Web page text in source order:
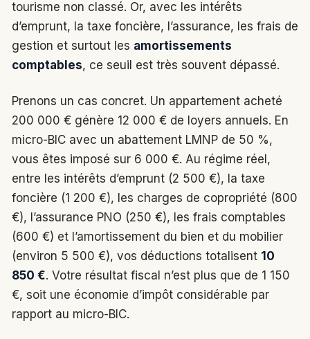
tourisme non classé. Or, avec les intérêts
d’emprunt, la taxe foncière, l’assurance, les frais de
gestion et surtout les amortissements
comptables, ce seuil est très souvent dépassé.
Prenons un cas concret. Un appartement acheté
200 000 € génère 12 000 € de loyers annuels. En
micro-BIC avec un abattement LMNP de 50 %,
vous êtes imposé sur 6 000 €. Au régime réel,
entre les intérêts d’emprunt (2 500 €), la taxe
foncière (1 200 €), les charges de copropriété (800
€), l’assurance PNO (250 €), les frais comptables
(600 €) et l’amortissement du bien et du mobilier
(environ 5 500 €), vos déductions totalisent 10
850 €. Votre résultat fiscal n’est plus que de 1 150
€, soit une économie d’impôt considérable par
rapport au micro-BIC.